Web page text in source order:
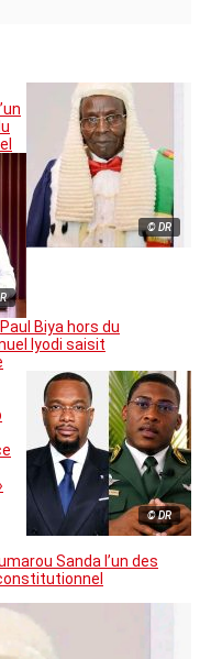
© DR
Biya hors du
Iyodi saisit
© DR
Sanda l’un des